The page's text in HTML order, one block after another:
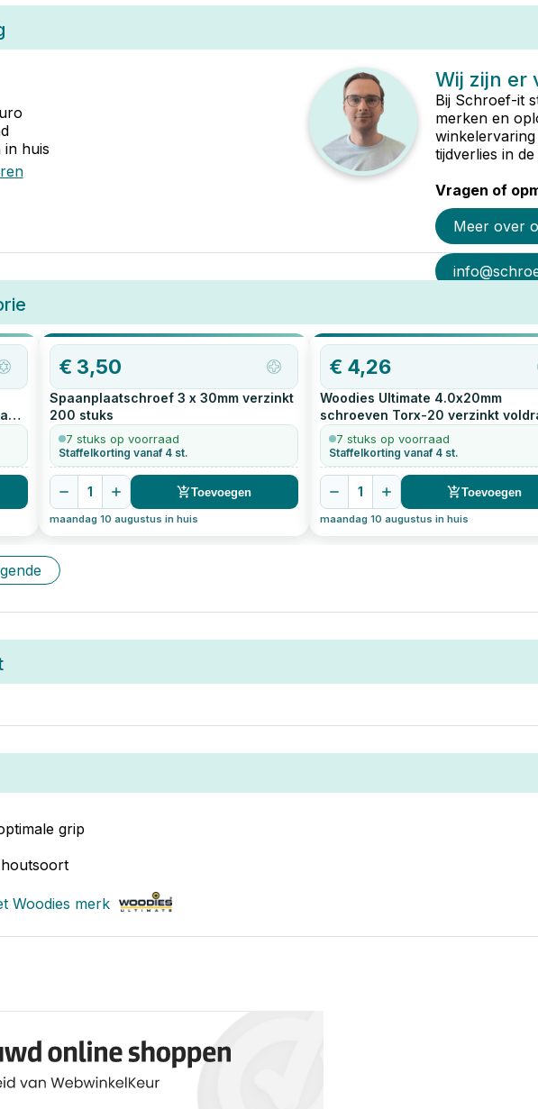
in huis
Wij zijn er
Bij Schroef-it
merken en
tijdverlies in
Vragen of
Meer over
€ 3,50
Spaanplaatschroef 3 x 30mm verzinkt
200 stuks
7 stuks op voorraad
Staffelkorting vanaf 4 st.
1 Toevoegen
maandag 10 augustus in huis
€ 4,26
Woodies Ultimate 4.0x20mm
schroeven Torx-20 verzinkt
200
stuks
7 stuks op voorraad
Staffelkorting vanaf 4 st.
1 Toevoegen
maandag 10 augustus in huis
grip
Woodies merk